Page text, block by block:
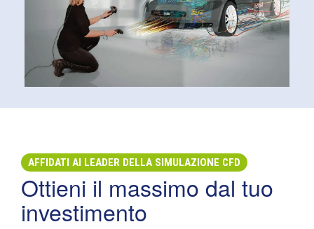
AFFIDATI AI LEADER DELLA SIMULAZIONE CFD
Ottieni il massimo dal tuo
investimento